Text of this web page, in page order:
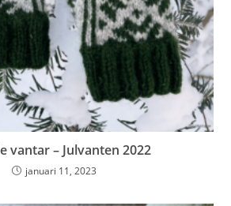
vantar – Julvanten 2022
januari 11, 2023